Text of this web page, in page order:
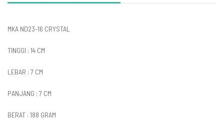
MKA ND23-16 CRYSTAL
TINGGI : 14 CM
LEBAR : 7 CM
PANJANG : 7 CM
BERAT : 188 GRAM